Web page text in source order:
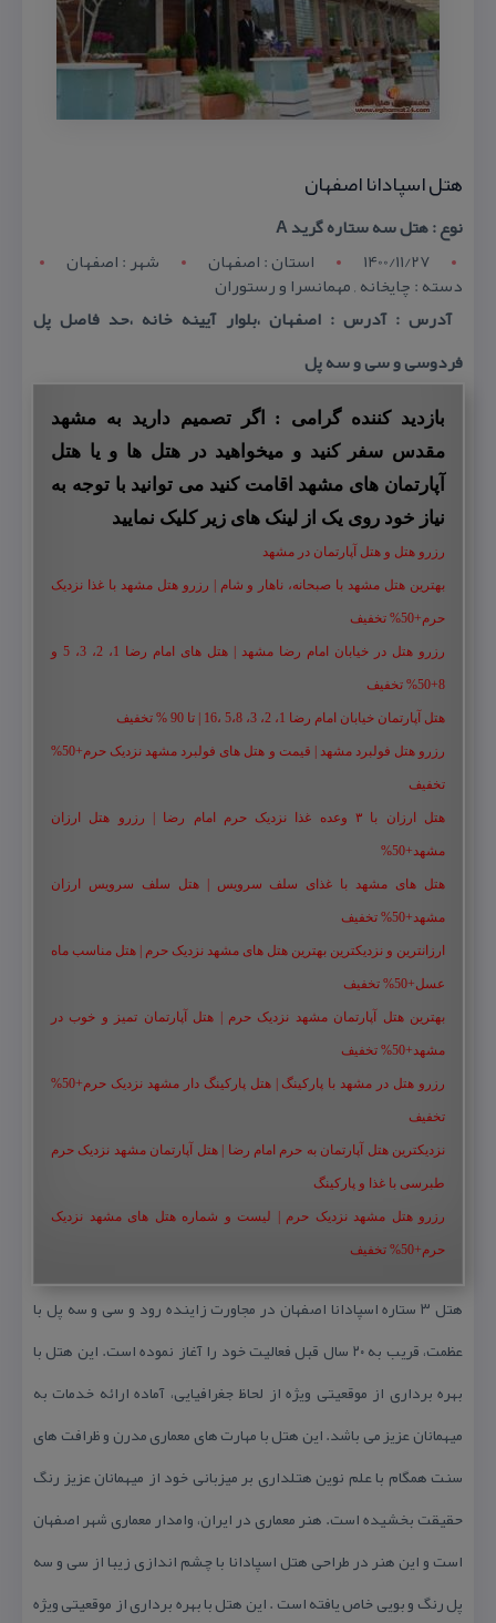
هتل اسپادانا اصفهان
نوع : هتل سه ستاره گرید A
1400/11/27
استان : اصفهان شهر : اصفهان
دسته : چایخانه , مهمانسرا و رستوران
آدرس : آدرس : اصفهان ،بلوار آیینه خانه ،حد فاصل پل
فردوسی و سی و سه پل
بازدید کننده گرامی : اگر تصمیم دارید به مشهد
مقدس سفر کنید و میخواهید در هتل ها و یا هتل
آپارتمان های مشهد اقامت کنید می توانید با توجه به
نیاز خود روی یک از لینک های زیر کلیک نمایید
رزرو هتل و هتل آپارتمان در مشهد
بهترین هتل مشهد با صبحانه، ناهار و شام | رزرو هتل مشهد با غذا نزدیک
حرم+50% تخفیف
رزرو هتل در خیابان امام رضا مشهد | هتل‌ های امام رضا 1، 2، 3، 5 و
8+50% تخفیف
هتل آپارتمان خیابان امام رضا 1، 2، 3، 5،8 ،16 | تا 90 % تخفیف
رزرو هتل فولبرد مشهد | قیمت و هتل های فولبرد مشهد نزدیک حرم+50%
تخفیف
هتل ارزان با ۳ وعده غذا نزدیک حرم امام رضا | رزرو هتل ارزان
مشهد+50%
هتل های مشهد با غذای سلف سرویس | هتل سلف سرویس ارزان
مشهد+50% تخفیف
ارزانترین و نزدیکترین بهترین هتل های مشهد نزدیک حرم | هتل مناسب ماه
عسل+50% تخفیف
بهترین هتل آپارتمان مشهد نزدیک حرم | هتل آپارتمان تمیز و خوب در
مشهد+50% تخفیف
رزرو هتل در مشهد با پارکینگ | هتل پارکینگ دار مشهد نزدیک حرم+50%
تخفیف
نزدیکترین هتل آپارتمان به حرم امام رضا | هتل آپارتمان مشهد نزدیک حرم
طبرسی با غذا و پارکینگ
رزرو هتل مشهد نزدیک حرم | لیست و شماره هتل های مشهد نزدیک
حرم+50% تخفیف
هتل ۳ ستاره اسپادانا اصفهان در مجاورت زاینده رود و سی و سه پل با
عظمت، قریب به ۲۰ سال قبل فعالیت خود را آغاز نموده است. این هتل با
بهره برداری از موقعیتی ویژه از لحاظ جغرافیایی، آماده ارائه خدمات به
میهمانان عزیز می باشد. این هتل با مهارت های معماری مدرن و ظرافت های
سنت همگام با علم نوین هتلداری بر میزبانی خود از میهمانان عزیز رنگ
حقیقت بخشیده است. هنر معماری در ایران، وامدار معماری شهر اصفهان
است و این هنر در طراحی هتل اسپادانا با چشم اندازی زیبا از سی و سه
پل رنگ و بویی خاص یافته است . این هتل با بهره برداری از موقعیتی ویژه